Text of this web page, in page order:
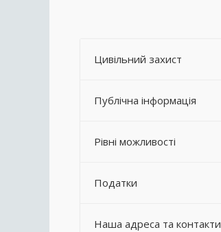
Цивільний захист
Публічна інформація
Рівні можливості
Податки
Наша адреса та контакти